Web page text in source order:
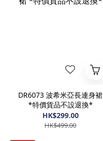
DR6073 波希米亞長連身裙
*特價貨品不設退換*
HK$299.00
HK$499.00